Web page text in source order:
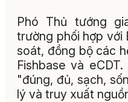
Phó Thủ tướng
trường phối hợp với
soát, đồng bộ các
Fishbase và
"đúng, đủ, sạch,
lý và truy xuất